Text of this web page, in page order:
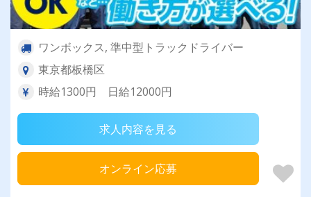
ワンボックス, 準中型トラックドライバー
東京都板橋区
時給1300円 日給12000円
求人内容を見る
オンライン応募